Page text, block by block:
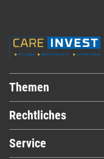
Themen
Rechtliches
Service